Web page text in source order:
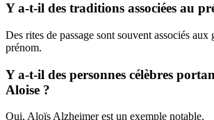
Y a-t-il des traditions associées au
Des rites de passage sont souvent associés aux
prénom.
Y a-t-il des personnes célèbres
Aloise ?
Oui, Aloïs Alzheimer est un exemple notable.